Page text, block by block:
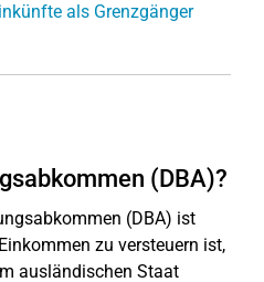
als Grenzgänger
(DBA)?
(DBA) ist
zu versteuern ist,
ausländischen Staat